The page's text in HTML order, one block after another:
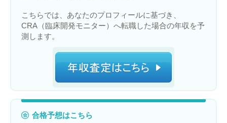
こちらでは、あなたのプロフィールに基づき、
CRA（臨床開発モニター）へ転職した場合の年収を予
測します。
合格予想はこちら